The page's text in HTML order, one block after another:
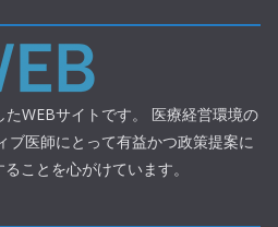
たWEBサイトです。 医療経営環境の
ブ医師にとって有益かつ政策提案に
ことを心がけています。